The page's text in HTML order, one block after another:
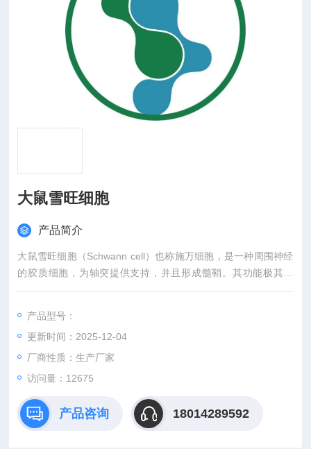
大鼠雪旺细胞
产品简介
大鼠雪旺细胞（Schwann cell）也称施万细胞，是一种周围神经
的胶质细胞，为轴突提供支持，并且形成髓鞘。其功能极其活
跃，可分泌多种活性物质（如神经营养因子、细胞外基质及粘附
有重要意义。
产品型号：
更新时间：2025-12-04
厂商性质：生产厂家
访问量：12675
产品咨询 18014289592